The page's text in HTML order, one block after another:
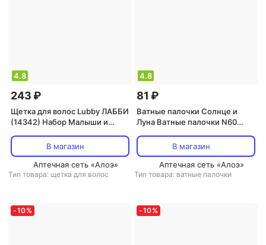
4.8
243 ₽
Щетка для волос Lubby ЛАББИ
(14342) Набор Малыши и
В магазин
Аптечная сеть «Алоэ»
Тип товара: щетка для волос
4.8
81 ₽
Ватные палочки Солнце и
Луна Ватные палочки N60
В магазин
Аптечная сеть «Алоэ»
Тип товара: ватные палочки
-10% -10%